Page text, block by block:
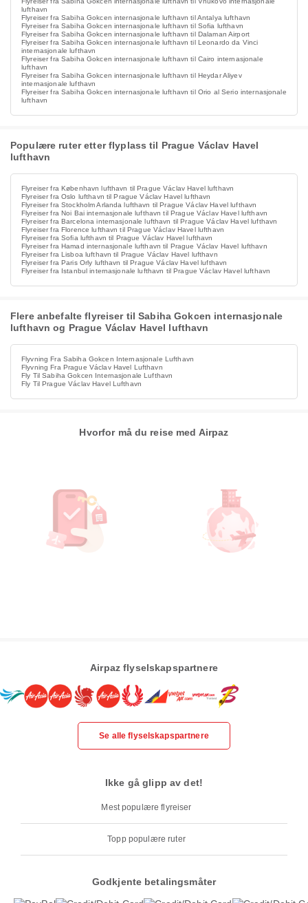
lufthavn
Flyreiser fra Sabiha Gokcen internasjonale lufthavn til Antalya lufthavn
Flyreiser fra Sabiha Gokcen internasjonale lufthavn til Sofia lufthavn
Flyreiser fra Sabiha Gokcen internasjonale lufthavn til Dalaman Airport
Flyreiser fra Sabiha Gokcen internasjonale lufthavn til Leonardo da Vinci
internasjonale lufthavn
Flyreiser fra Sabiha Gokcen internasjonale lufthavn til Cairo internasjonale
lufthavn
Flyreiser fra Sabiha Gokcen internasjonale lufthavn til Heydar Aliyev
internasjonale lufthavn
Flyreiser fra Sabiha Gokcen internasjonale lufthavn til Orio al Serio internasjonale
lufthavn
Populære ruter etter flyplass til Prague Václav Havel
lufthavn
Flyreiser fra København lufthavn til Prague Václav Havel lufthavn
Flyreiser fra Oslo lufthavn til Prague Václav Havel lufthavn
Flyreiser fra Stockholm Arlanda lufthavn til Prague Václav Havel lufthavn
Flyreiser fra Noi Bai internasjonale lufthavn til Prague Václav Havel lufthavn
Flyreiser fra Barcelona internasjonale lufthavn til Prague Václav Havel lufthavn
Flyreiser fra Florence lufthavn til Prague Václav Havel lufthavn
Flyreiser fra Sofia lufthavn til Prague Václav Havel lufthavn
Flyreiser fra Hamad internasjonale lufthavn til Prague Václav Havel lufthavn
Flyreiser fra Lisboa lufthavn til Prague Václav Havel lufthavn
Flyreiser fra Paris Orly lufthavn til Prague Václav Havel lufthavn
Flyreiser fra Istanbul internasjonale lufthavn til Prague Václav Havel lufthavn
Flere anbefalte flyreiser til Sabiha Gokcen internasjonale
lufthavn og Prague Václav Havel lufthavn
Flyvning Fra Sabiha Gokcen Internasjonale Lufthavn
Flyvning Fra Prague Václav Havel Lufthavn
Fly Til Sabiha Gokcen Internasjonale Lufthavn
Fly Til Prague Václav Havel Lufthavn
Hvorfor må du reise med Airpaz
Airpaz flyselskapspartnere
Se alle flyselskapspartnere
Ikke gå glipp av det!
Mest populære flyreiser
Topp populære ruter
Godkjente betalingsmåter